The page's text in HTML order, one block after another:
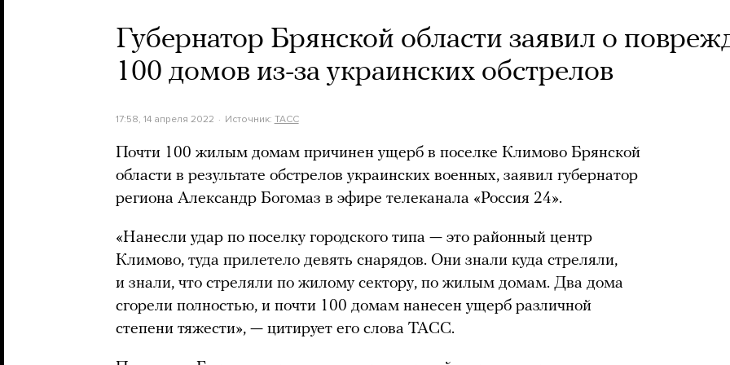
Губернатор Брянской области заявил о
100 домов из-за украинских обстрелов
17:58, 14 апреля 2022 Источник: ТАСС
Почти 100 жилым домам причинен ущерб в поселке Климово Брянской
области в результате обстрелов украинских военных, заявил губернатор
региона Александр Богомаз в эфире телеканала «Россия 24».
«Нанесли удар по поселку городского типа — это районный центр
Климово, туда прилетело девять снарядов. Они знали куда стреляли,
и знали, что стреляли по жилому сектору, по жилым домам. Два дома
сгорели полностью, и почти 100 домам нанесен ущерб различной
степени тяжести», — цитирует его слова ТАСС.